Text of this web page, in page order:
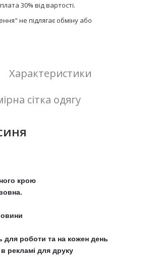
30% від вартості.
не підлягає обміну або
Характеристики
сітка одягу
крою
для роботи та на кожен день
рекламі для друку